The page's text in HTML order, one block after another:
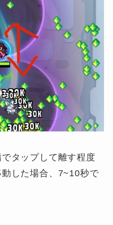
タップして離す程度
した場合、7~10秒で